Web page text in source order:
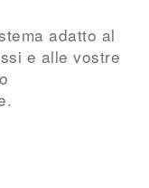
adatto al
e alle vostre